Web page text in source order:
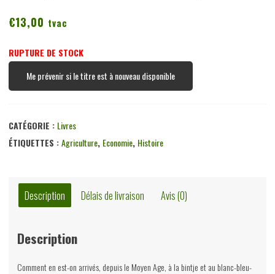
€13,00 tvac
RUPTURE DE STOCK
Me prévenir si le titre est à nouveau disponible
CATÉGORIE : Livres
ÉTIQUETTES :Agriculture, Economie, Histoire
Description Délais de livraison Avis (0)
Description
Comment en est-on arrivés, depuis le Moyen Age, à la bintje et au blanc-bleu-